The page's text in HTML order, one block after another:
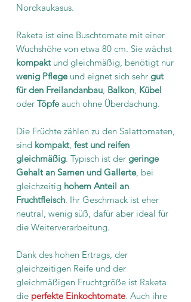
Nordkaukasus.
Raketa ist eine Buschtomate mit einer
Wuchshöhe von etwa 80 cm. Sie wächst
kompakt und gleichmäßig, benötigt nur
wenig Pflegeund eignet sich sehr gut
für den Freilandanbau Balkon Kübel
oder Töpfe auch ohne Überdachung.
Die Früchte zählen zu den Salattomaten,
sind kompakt, fest und reifen
gleichmäßig. Typisch ist der geringe
Gehalt an Samen und Gallerte, bei
gleichzeitig hohem Anteil an
Fruchtfleisch. Ihr Geschmack ist eher
neutral, wenig süß, dafür aber ideal für
die Weiterverarbeitung.
Dank des hohen Ertrags, der
gleichzeitigen Reife und der
gleichmäßigen Fruchtgröße ist Raketa
die perfekte Einkochtomate. Auch ihre